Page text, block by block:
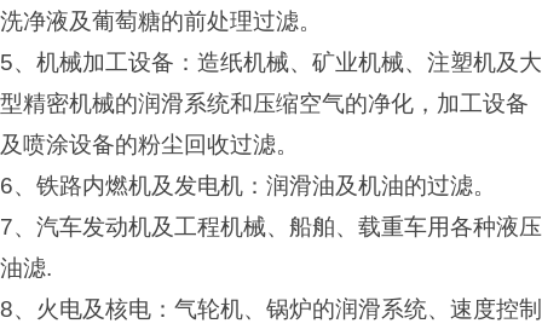
洗净液及葡萄糖的前处理过滤。
5、机械加工设备：造纸机械、矿业机械、注塑机及大
型精密机械的润滑系统和压缩空气的净化，加工设备
及喷涂设备的粉尘回收过滤。
6、铁路内燃机及发电机：润滑油及机油的过滤。
7、汽车发动机及工程机械、船舶、载重车用各种液压
油滤.
8、火电及核电：气轮机、锅炉的润滑系统、速度控制